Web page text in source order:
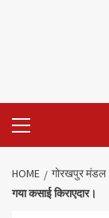
Menu
HOME गोरखपुर मंडल
गया कसाई किराएदार।